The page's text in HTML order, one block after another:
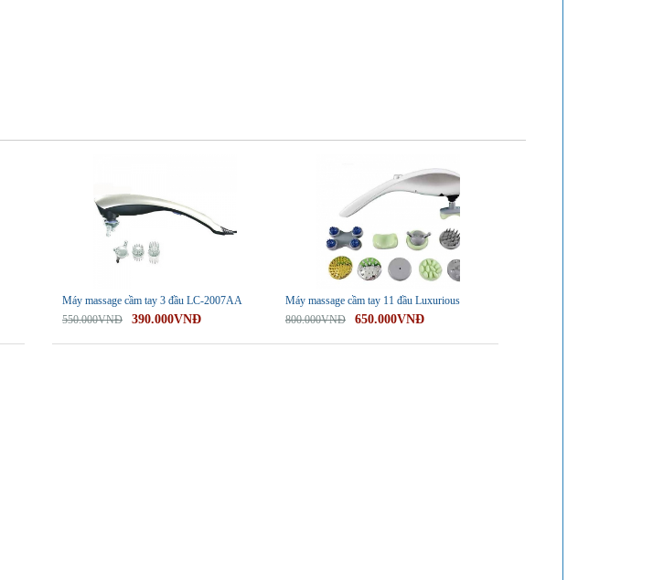
Máy massage cầm tay 3 đầu LC-2007AA
550.000VNĐ
390.000VNĐ
Máy massage cầm tay 11 đầu Luxurious
800.000VNĐ
650.000VNĐ